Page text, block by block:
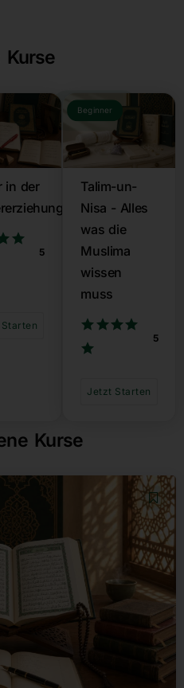
Kurse
in der
5
Beginner
Talim-un-
Nisa - Alles
was die
Muslima
wissen
muss
5
Jetzt Starten
Kurse